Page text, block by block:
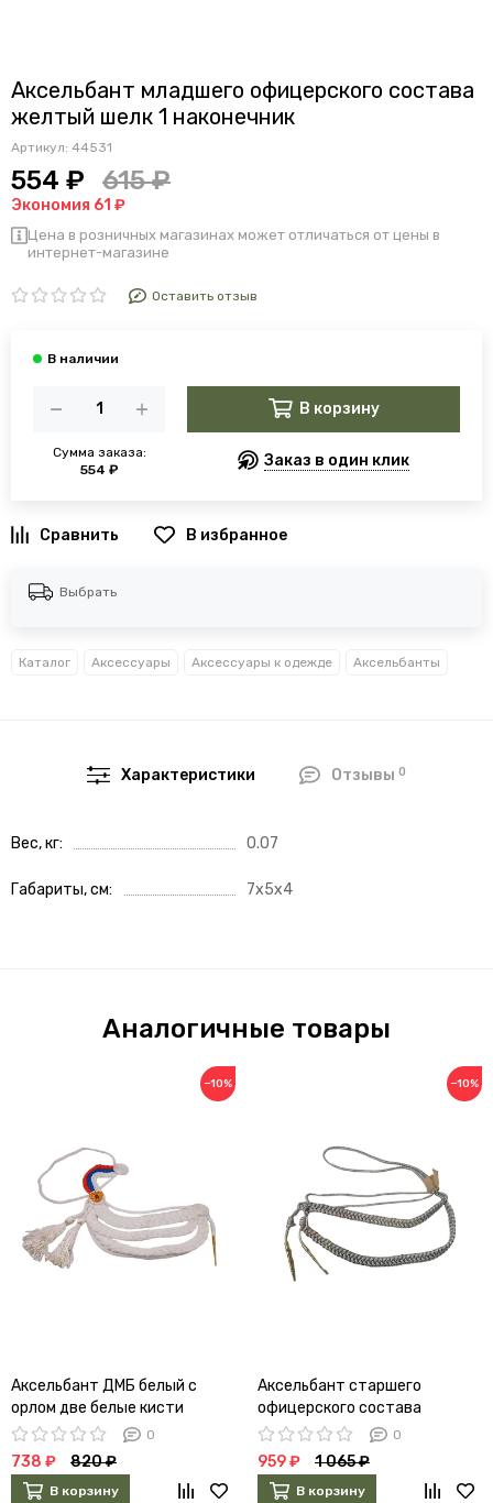
Аксельбант младшего офицерского состава
желтый шелк 1 наконечник
Артикул: 44531
554 ₽ 615 ₽
Экономия 61 ₽
Цена в розничных магазинах может отличаться от цены в
интернет-магазине
Оставить отзыв
Сумма заказа:
554 ₽
В корзину
Заказ в один клик
В избранное
Выбрать
Каталог Аксессуары Аксессуары к одежде Аксельбанты
Характеристики Отзывы 0
Вес, кг 0.07
Габариты, см 7x5x4
Аналогичные товары
−10%
Аксельбант ДМБ белый с
орлом две белые кисти
0
738 ₽ 820 ₽
В корзину
−10%
Аксельбант старшего
офицерского состава
серебряный 2 наконечника
0
959 ₽ 1 065 ₽
В корзину